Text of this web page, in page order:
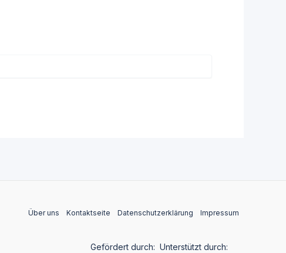
Über uns Kontaktseite Datenschutzerklärung Impressum
Gefördert durch: Unterstützt durch: